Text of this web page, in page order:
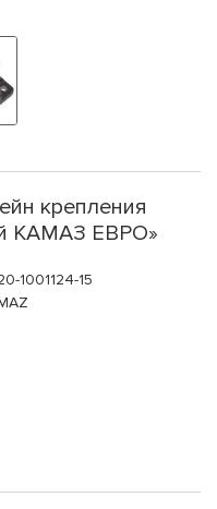
крепления
КАМАЗ ЕВРО»
1001124-15